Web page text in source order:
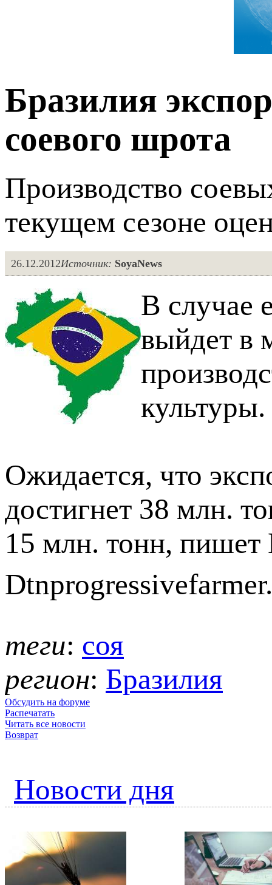
Бразилия
соевого шрота
Производство
текущем сезоне
26.12.2012Источник: SoyaNews
В случае
выйдет в
культуры.
Ожидается, что
достигнет 38 млн.
15 млн. тонн,
теги: соя
регион: Бразилия
Обсудить на форуме
Распечатать
Читать все новости
Возврат
Новости дня